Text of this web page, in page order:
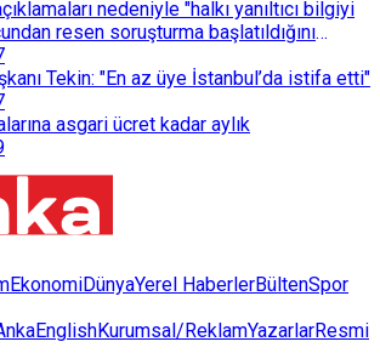
nedeniyle "halkı yanıltıcı bilgiyi
resen soruşturma başlatıldığını
Tekin: "En az üye İstanbul’da istifa etti"
asgari ücret kadar aylık
EkonomiDünyaYerel HaberlerBültenSpor
Kurumsal/ReklamYazarlarResmi